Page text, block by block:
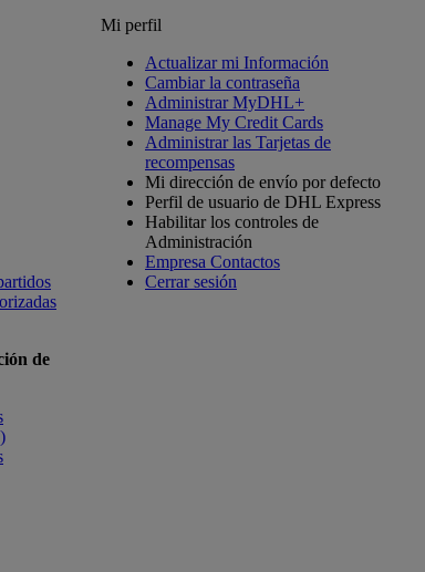
de
Mi perfil
Actualizar mi Información
Cambiar la contraseña
Administrar MyDHL+
Manage My Credit Cards
Administrar las Tarjetas de
recompensas
Mi dirección de envío por defecto
Perfil de usuario de DHL Express
Habilitar los controles de
Administración
Empresa Contactos
Cerrar sesión